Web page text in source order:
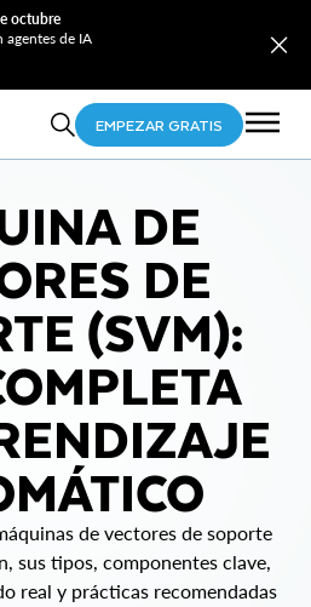
octubre
agentes de IA
EMPEZAR GRATIS
DE
DE
(SVM):
de vectores de soporte
sus tipos, componentes clave,
real y prácticas recomendadas